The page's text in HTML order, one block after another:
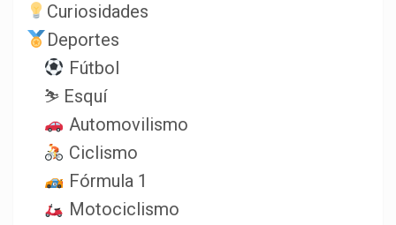
Curiosidades
Deportes
Fútbol
⛷️ Esquí
Automovilismo
Ciclismo
Fórmula 1
Motociclismo